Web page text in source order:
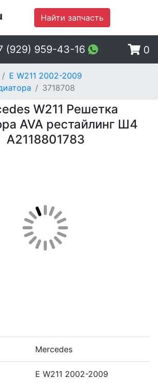
Найти запчасть
(929) 959-43-16 0
E W211 2002-2009
3718708
W211 Решетка
AVA рестайлинг Ш4
A2118801783
Mercedes
E W211 2002-2009